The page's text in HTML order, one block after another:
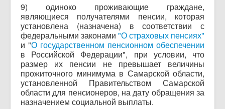
9) одиноко проживающие граждане,
являющиеся получателями пенсии, которая
установлена (назначена) в соответствии с
федеральными законами "О страховых пенсиях"
и "О государственном пенсионном обеспечении
в Российской Федерации", при условии, что
размер их пенсии не превышает величины
прожиточного минимума в Самарской области,
установленной Правительством Самарской
области для пенсионеров, на дату обращения за
назначением социальной выплаты.